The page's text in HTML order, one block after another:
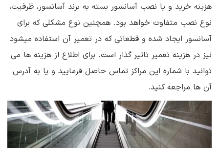
هزینه خرید و یا نصب آسانسور بسته به برند آسانسور، ظرفیت،
نوع نصب متفاوت خواهد بود. همچنین نوع مشکلی که برای
آسانسور ایجاد شده و قطعاتی که در تعمیر آن استفاده میشود
نیز در هزینه تعمیر تاثیر گذار است. برای اطلاع از هزینه ها می
توانید با شماره این مراکز تماس حاصل فرمایید و یا به آدرس
آن ها مراجعه کنید.